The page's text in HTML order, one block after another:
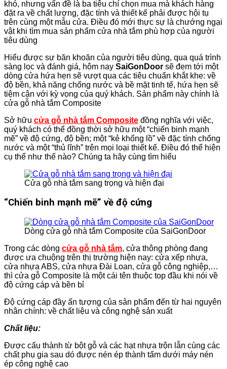
khó, nhưng vấn đề là ba tiêu chí chọn mua mà khách hàng
đặt ra về chất lượng, đặc tính và thiết kế phải được hội tụ
trên cùng một mẫu cửa. Điều đó mới thực sự là chướng ngại
vật khi tìm mua sản phẩm cửa nhà tắm phù hợp của người
tiêu dùng
Hiểu được sự băn khoăn của người tiêu dùng, qua quá trình
sàng lọc và đánh giá, hôm nay SaiGonDoor sẽ đem tới một
dòng cửa hứa hẹn sẽ vượt qua các tiêu chuẩn khắt khe: về
độ bền, khả năng chống nước và bề mặt tinh tế, hứa hẹn sẽ
tiệm cận với kỳ vọng của quý khách. Sản phẩm này chính là
cửa gỗ nhà tắm Composite
Sở hữu cửa gỗ nhà tắm Composite đồng nghĩa với việc,
quý khách có thể đồng thời sở hữu một “chiến binh mạnh
mẽ” về độ cứng, độ bền; một “kẻ khổng lồ” về đặc tính chống
nước và một “thủ lĩnh” trên mọi loại thiết kế. Điều đó thể hiện
cụ thể như thế nào? Chúng ta hãy cùng tìm hiểu
Cửa gỗ nhà tắm sang trọng và hiện đại
“Chiến binh mạnh mẽ” về độ cứng
Dòng cửa gỗ nhà tắm Composite của SaiGonDoor
Trong các dòng cửa gỗ nhà tắm, cửa thông phòng đang
được ưa chuộng trên thị trường hiện nay: cửa xếp nhựa,
cửa nhựa ABS, cửa nhựa Đài Loan, cửa gỗ công nghiệp,…
thì cửa gỗ Composite là một cái tên thuộc top đầu khi nói về
độ cứng cáp và bền bỉ
Độ cứng cáp đầy ấn tượng của sản phẩm đến từ hai nguyên
nhân chính: về chất liệu và công nghệ sản xuất
Chất liệu:
Được cấu thành từ bột gỗ và các hạt nhựa trộn lẫn cùng các
chất phụ gia sau dó được nén ép thành tấm dưới máy nén
ép công nghệ cao